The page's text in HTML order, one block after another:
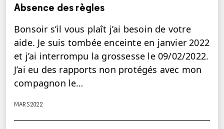
Absence des règles
Bonsoir s’il vous plaît j’ai besoin de votre
aide. Je suis tombée enceinte en janvier 2022
et j’ai interrompu la grossesse le 09/02/2022.
J’ai eu des rapports non protégés avec mon
compagnon le…
MARS 2022